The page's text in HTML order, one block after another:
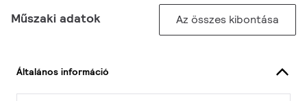
Műszaki adatok Az összes kibontása
Általános információ